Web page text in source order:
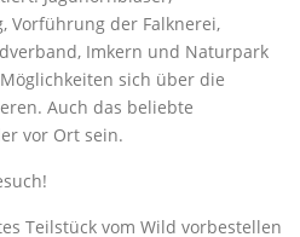
Vorführung der Falknerei,
Imkern und Naturpark
sich über die
Auch das beliebte
vor Ort sein.
Teilstück vom Wild vorbestellen